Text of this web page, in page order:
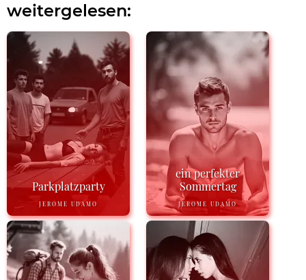
weitergelesen:
Parkplatzparty
JEROME UDAMO
ein perfekter
Sommertag
JEROME UDAMO